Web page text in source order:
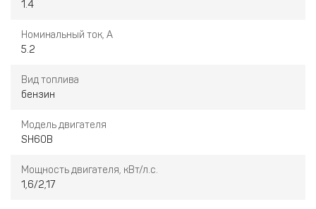
системе выхлопа
1.4
Номинальный ток, А
5.2
Вид топлива
бензин
Модель двигателя
SH60B
Мощность двигателя, кВт/л.с.
1,6/2,17